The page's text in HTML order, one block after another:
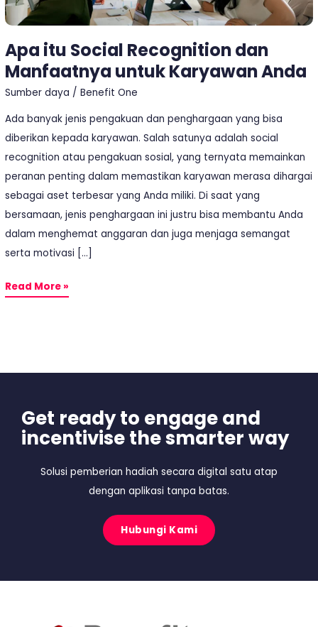
Apa itu Social Recognition dan
Manfaatnya untuk Karyawan Anda
Sumber daya /Benefit One
Ada banyak jenis pengakuan dan penghargaan yang bisa
diberikan kepada karyawan. Salah satunya adalah social
recognition atau pengakuan sosial, yang ternyata memainkan
peranan penting dalam memastikan karyawan merasa dihargai
sebagai aset terbesar yang Anda miliki. Di saat yang
bersamaan, jenis penghargaan ini justru bisa membantu Anda
dalam menghemat anggaran dan juga menjaga semangat
serta motivasi […]
Anda
Read More »
Get ready to engage and
incentivise the smarter way
Solusi pemberian hadiah secara digital satu atap
dengan aplikasi tanpa batas.
Hubungi Kami